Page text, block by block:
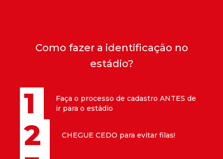
Como fazer a identificação no
estádio?
1
Faça o processo de cadastro ANTES de
ir para o estádio
2 CHEGUE CEDO para evitar filas!